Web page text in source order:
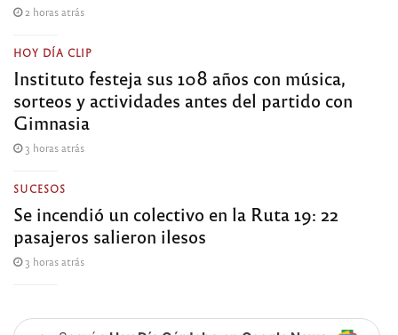
2 horas atrás
HOY DÍA CLIP
Instituto festeja sus 108 años con música,
sorteos y actividades antes del partido con
Gimnasia
3 horas atrás
SUCESOS
Se incendió un colectivo en la Ruta 19: 22
pasajeros salieron ilesos
3 horas atrás